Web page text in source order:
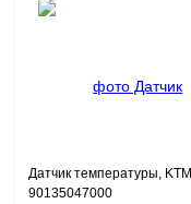
Датчик температуры, KTM
90135047000